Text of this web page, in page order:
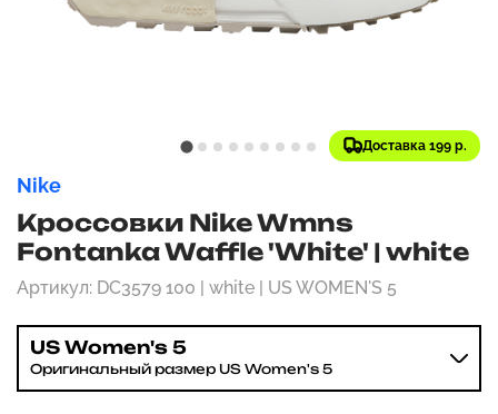
Доставка 199 р.
Nike
Кроссовки Nike Wmns
Fontanka Waffle 'White' | white
Артикул: DC3579 100 | white | US WOMEN'S 5
US Women's 5
Оригинальный размер US Women's 5